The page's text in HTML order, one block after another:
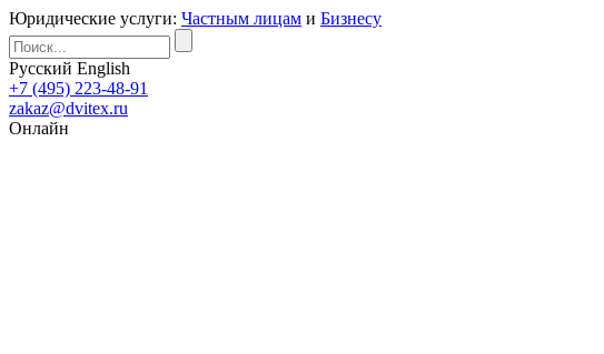
Юридические услуги: Частным лицам и Бизнесу
Русский English
+7 (495) 223-48-91
zakaz@dvitex.ru
Онлайн